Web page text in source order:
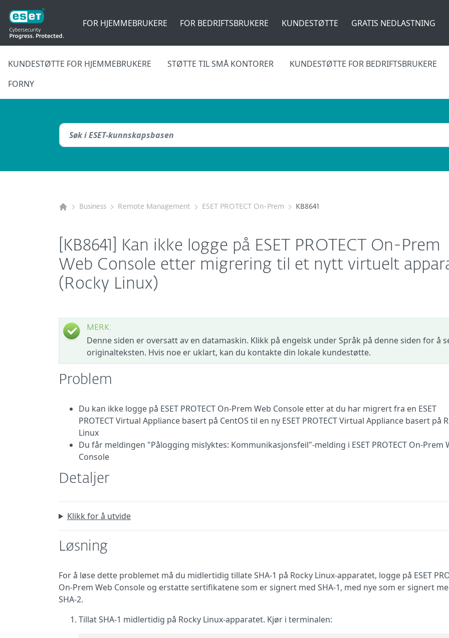
FOR HJEMMEBRUKERE FOR BEDRIFTSBRUKERE KUNDESTØTTE GRATIS NEDLASTNING
KUNDESTØTTE FOR HJEMMEBRUKERE STØTTE TIL SMÅ KONTORER
KUNDESTØTTE FOR BEDRIFTSBRUKERE
FORNY
Business Remote Management ESET PROTECT On-Prem KB8641
[KB8641] Kan ikke logge på ESET PROTECT On-Prem
Web Console etter migrering til et nytt virtuelt
(Rocky Linux)
MERK:
Denne siden er oversatt av en datamaskin. Klikk på engelsk under Språk på denne siden for å
originalteksten. Hvis noe er uklart, kan du kontakte din lokale kundestøtte.
Problem
Du kan ikke logge på ESET PROTECT On-Prem Web Console etter at du har migrert fra en ESET
PROTECT Virtual Appliance basert på CentOS til en ny ESET PROTECT Virtual Appliance basert på
Linux
Du får meldingen "Pålogging mislyktes: Kommunikasjonsfeil"-melding i ESET PROTECT On-Prem
Console
Detaljer
Klikk for å utvide
Løsning
For å løse dette problemet må du midlertidig tillate SHA-1 på Rocky Linux-apparatet, logge på ESET
On-Prem Web Console og erstatte sertifikatene som er signert med SHA-1, med nye som er signert
SHA-2.
Tillat SHA-1 midlertidig på Rocky Linux-apparatet. Kjør i terminalen: